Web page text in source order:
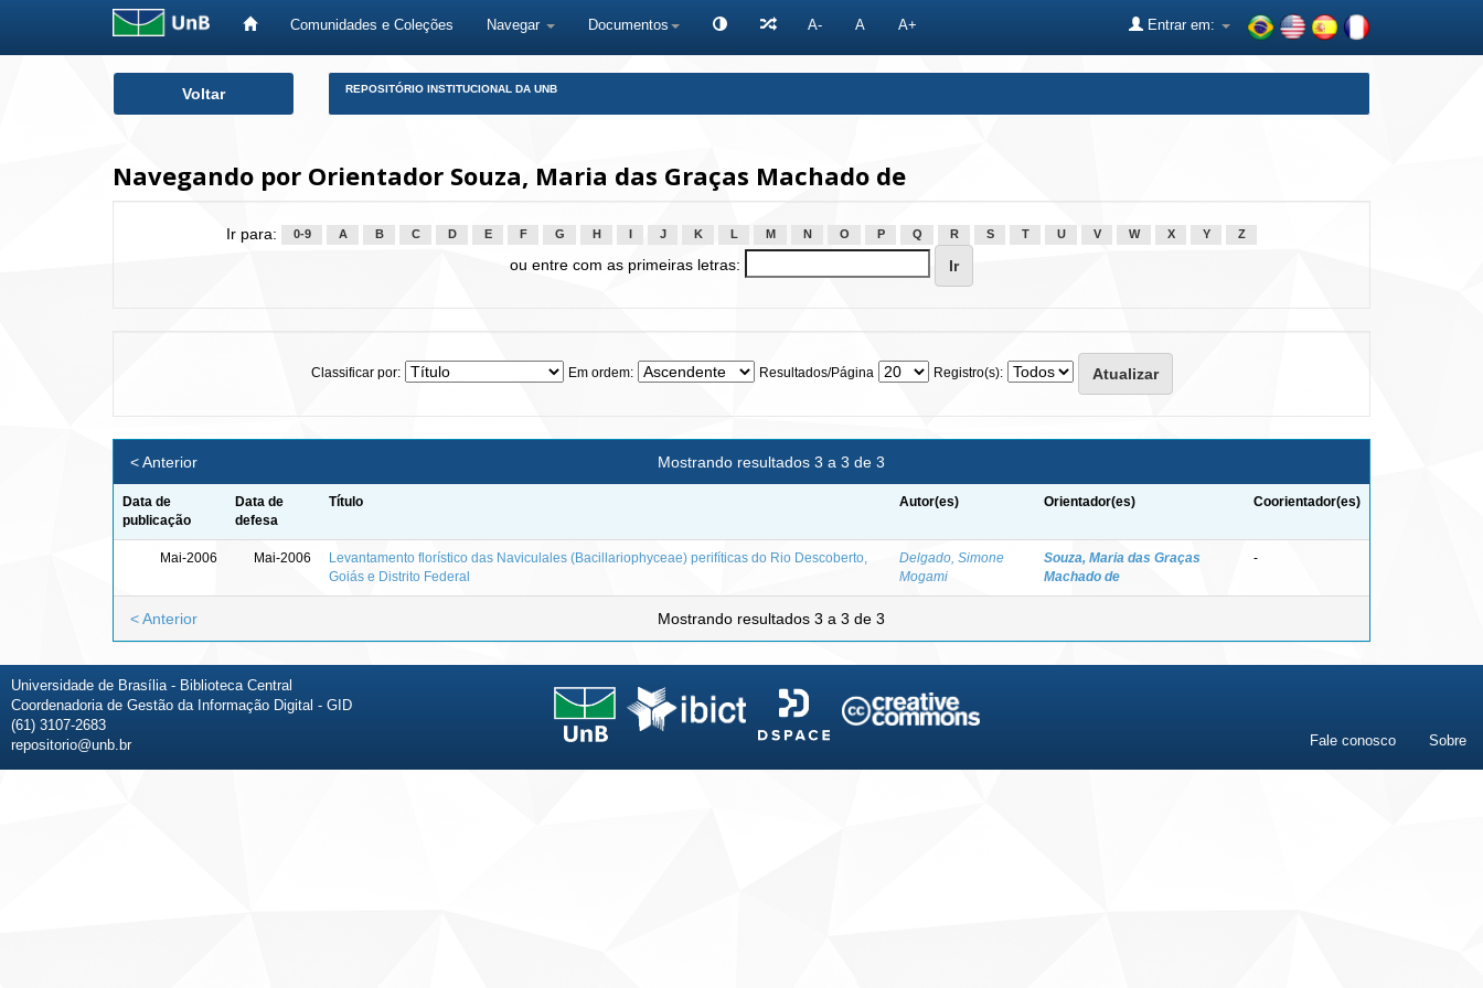
Comunidades e Coleções Navegar Documentos A- A A+ Entrar em:
Voltar REPOSITÓRIO INSTITUCIONAL DA UNB
Navegando por Orientador Souza, Maria das Graças Machado de
Ir para: 0-9 A B C D E F G H J K L M N O P Q R S T U V W X Y Z
ou entre com as primeiras letras:
Classificar por: Em ordem: Resultados/Página Registro(s):
Mostrando resultados 3 a 3 de 3
< Anterior
Data de
publicação
Data de
defesa
Título Autor(es) Orientador(es) Coorientador(es)
Mai-2006 Mai-2006
Levantamento florístico das Naviculales (Bacillariophyceae) perifíticas do Rio Descoberto,
Goiás e Distrito Federal
Delgado, Simone
Mogami
Souza, Maria das Graças
Machado de
-
Mostrando resultados 3 a 3 de 3
< Anterior
Universidade de Brasília - Biblioteca Central
Coordenadoria de Gestão da Informação Digital - GID
(61) 3107-2683
repositorio@unb.br
Fale conosco Sobre